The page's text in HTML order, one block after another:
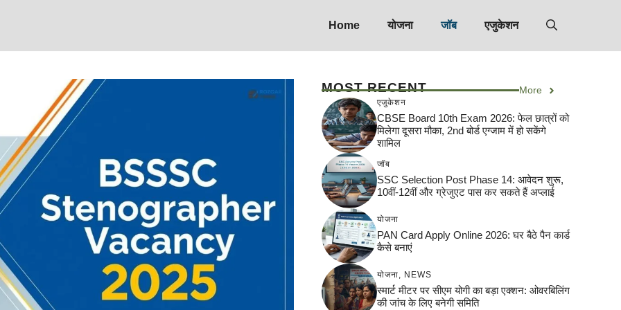
Home योजना जॉब एजुकेशन
MOST RECENT More
एजुकेशन
CBSE Board 10th Exam 2026: फेल छात्रों को
मिलेगा दूसरा मौका, 2nd बोर्ड एग्जाम में हो सकेंगे
शामिल
जॉब
SSC Selection Post Phase 14: आवेदन शुरू,
10वीं-12वीं और ग्रेजुएट पास कर सकते हैं अप्लाई
योजना
PAN Card Apply Online 2026: घर बैठे पैन कार्ड
कैसे बनाएं
योजना NEWS
स्मार्ट मीटर पर सीएम योगी का बड़ा एक्शन: ओवरबिलिंग
की जांच के लिए बनेगी समिति